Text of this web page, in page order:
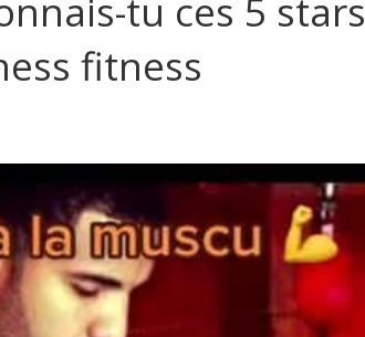
tu ces 5 stars
fitness